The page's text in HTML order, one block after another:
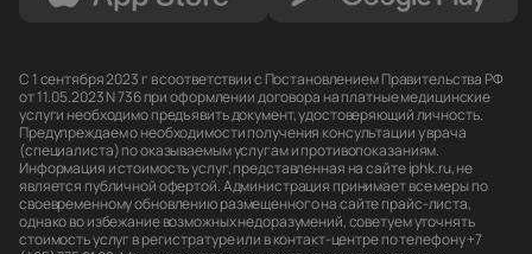
С 1 сентября 2023 г в соответствии с Постановлением Правительства РФ
от 11.05.2023 N 736 при оформлении договора на платные медицинские
услуги необходимо предъявить документ, удостоверяющий личность.
Предупреждаем о необходимости получения консультации у врача
(специалиста) по оказываемым услугам и противопоказаниям.
Информация и стоимость услуг, представленная на сайте iphk.ru, не
является публичной офертой. Администрация принимает все меры по
своевременному обновлению размещенного на сайте прайс-листа,
однако во избежание возможных недоразумений, советуем уточнять
стоимость услуг в регистратуре или в контакт-центре по телефону +7